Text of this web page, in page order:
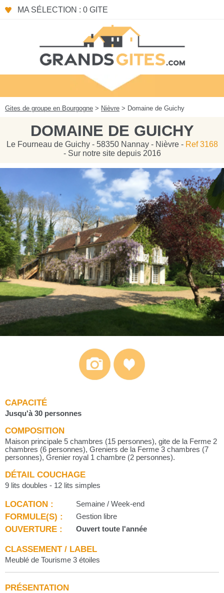
MA SÉLECTION : 0 GITE
Gites de groupe en Bourgogne > Nièvre > Domaine de Guichy
DOMAINE DE GUICHY
Le Fourneau de Guichy - 58350 Nannay - Nièvre - Ref 3168
- Sur notre site depuis 2016
CAPACITÉ
Jusqu'à 30 personnes
COMPOSITION
Maison principale 5 chambres (15 personnes), gite de la Ferme 2
chambres (6 personnes), Greniers de la Ferme 3 chambres (7
personnes), Grenier royal 1 chambre (2 personnes).
DÉTAIL COUCHAGE
9 lits doubles - 12 lits simples
LOCATION : Semaine / Week-end
FORMULE(S) : Gestion libre
OUVERTURE : Ouvert toute l'année
CLASSEMENT / LABEL
Meublé de Tourisme 3 étoiles
PRÉSENTATION
Panneau de gestion des cookies